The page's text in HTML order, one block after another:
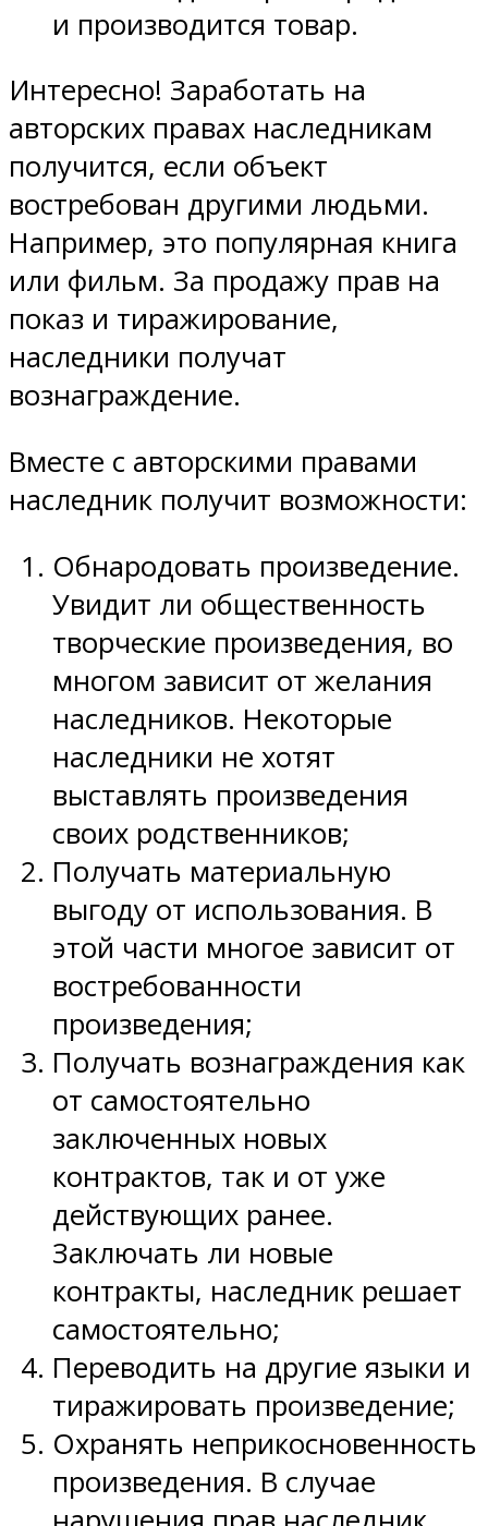
и производится товар.
Интересно! Заработать на
авторских правах наследникам
получится, если объект
востребован другими людьми.
Например, это популярная книга
или фильм. За продажу прав на
показ и тиражирование,
наследники получат
вознаграждение.
Вместе с авторскими правами
наследник получит возможности:
Обнародовать произведение.
Увидит ли общественность
творческие произведения, во
многом зависит от желания
наследников. Некоторые
наследники не хотят
выставлять произведения
своих родственников;
Получать материальную
выгоду от использования. В
этой части многое зависит от
востребованности
произведения;
Получать вознаграждения как
от самостоятельно
заключенных новых
контрактов, так и от уже
действующих ранее.
Заключать ли новые
контракты, наследник решает
самостоятельно;
Переводить на другие языки и
тиражировать произведение;
Охранять неприкосновенность
произведения. В случае